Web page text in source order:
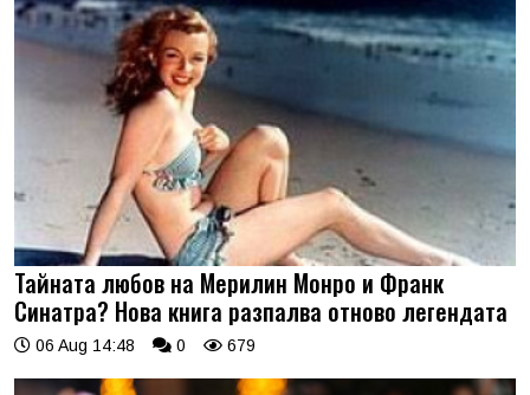
Тайната любов на Мерилин Монро и Франк
Синатра? Нова книга разпалва отново легендата
06 Aug 14:48 0 679